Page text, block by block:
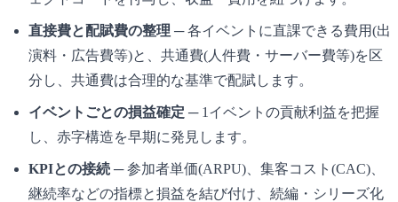
直接費と配賦費の整理 ─ 各イベントに直課できる費用(出
演料・広告費等)と、共通費(人件費・サーバー費等)を区
分し、共通費は合理的な基準で配賦します。
イベントごとの損益確定 ─ 1イベントの貢献利益を把握
し、赤字構造を早期に発見します。
KPIとの接続 ─ 参加者単価(ARPU)、集客コスト(CAC)、
継続率などの指標と損益を結び付け、続編・シリーズ化